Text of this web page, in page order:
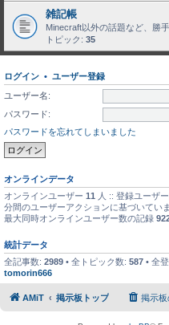
雑記帳
Minecraft以外の話題など、勝
トピック: 35
ログイン • ユーザー登録
ユーザー名:
パスワード:
パスワードを忘れてしまいました
オンラインデータ
オンラインユーザー 11 人 :: 登録ユーザ
分間のユーザーアクションに基づいてい
最大同時オンラインユーザー数の記録
統計データ
全記事数: 2989 • 全トピック数: 587 • 全
tomorin666
AMiT 掲示板トップ 掲示